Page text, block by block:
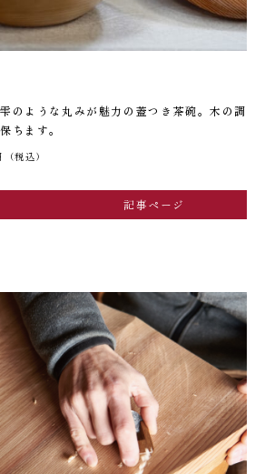
のような丸みが魅力の蓋つき茶碗。木の調
ちます。
税込）
記事ページ